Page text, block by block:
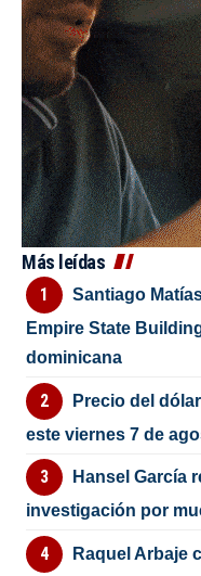
Más leídas
Santiago
Empire State
dominicana
Precio del
este viernes 7 de
Hansel García
investigación por
Raquel Arbaje